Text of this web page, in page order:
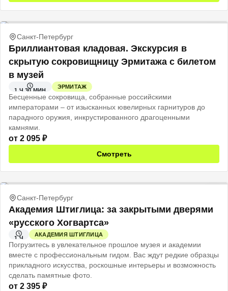
Санкт-Петербург
Бриллиантовая кладовая. Экскурсия в
скрытую сокровищницу Эрмитажа с билетом
в музей
1 Ч 30 МИН
ЭРМИТАЖ
Бесценные сокровища, собранные российскими
императорами – от изысканных ювелирных гарнитуров до
парадного оружия, инкрустированного драгоценными
камнями.
от 2 095 ₽
Смотреть
Санкт-Петербург
Академия Штиглица: за закрытыми дверями
«русского Хогвартса»
1 Ч
АКАДЕМИЯ ШТИГЛИЦА
Погрузитесь в увлекательное прошлое музея и академии
вместе с профессиональным гидом. Вас ждут редкие образцы
прикладного искусства, роскошные интерьеры и возможность
сделать памятные фото.
от 2 395 ₽